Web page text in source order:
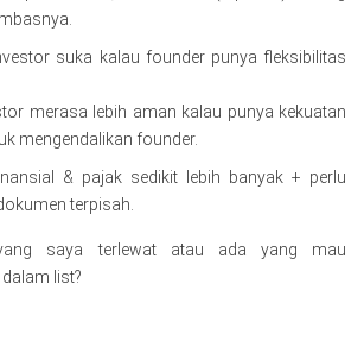
suka kalau founder punya fleksibilitas
merasa lebih aman kalau punya kekuatan
mengendalikan founder.
& pajak sedikit lebih banyak + perlu
terpisah.
saya terlewat atau ada yang mau
list?